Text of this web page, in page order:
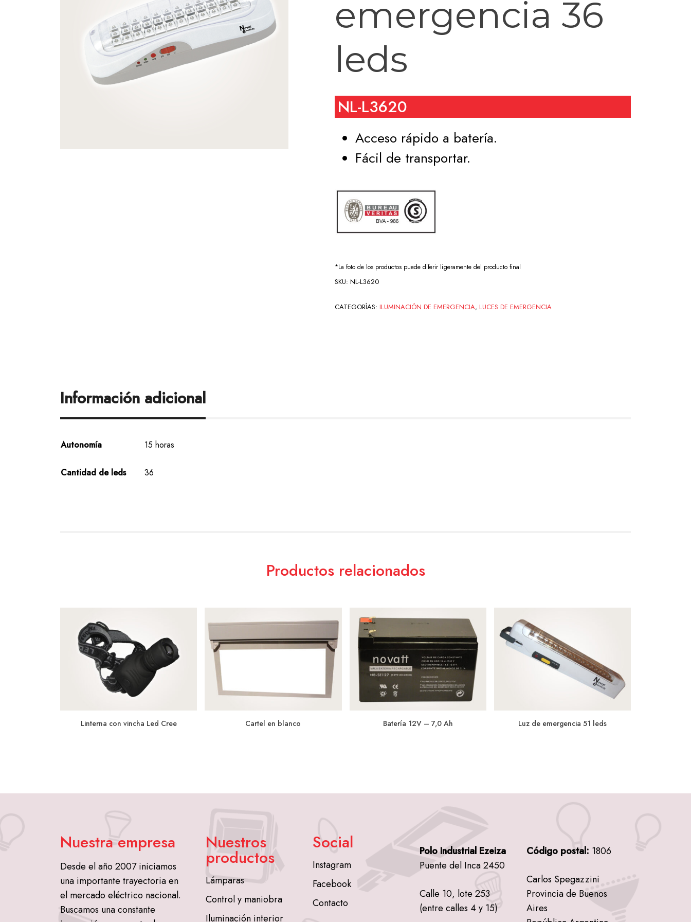
emergencia 36
leds
NL-L3620
Acceso rápido a batería.
Fácil de transportar.
*La foto de los productos puede diferir ligeramente del producto final
SKU: NL-L3620
CATEGORÍAS: ILUMINACIÓN DE EMERGENCIA, LUCES DE EMERGENCIA
Información adicional
Autonomía 15 horas
Cantidad de leds 36
Productos relacionados
Linterna con vincha Led Cree Cartel en blanco Batería 12V – 7,0 Ah Luz de emergencia 51 leds
Nuestra empresa
Desde el año 2007 iniciamos
una importante trayectoria en
el mercado eléctrico nacional.
Buscamos una constante
Nuestros
productos
Lámparas
Control y maniobra
Iluminación interior
Social
Instagram
Facebook
Contacto
Polo Industrial Ezeiza
Puente del Inca 2450
Calle 10, lote 253
(entre calles 4 y 15)
Código postal: 1806
Carlos Spegazzini
Provincia de Buenos
Aires